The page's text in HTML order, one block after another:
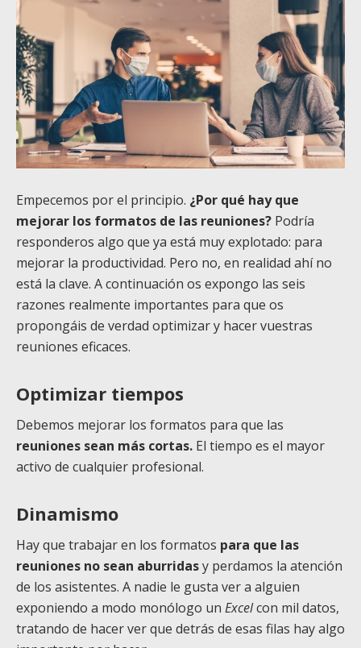
Empecemos por el principio. ¿Por qué hay que
mejorar los formatos de las reuniones? Podría
responderos algo que ya está muy explotado: para
mejorar la productividad. Pero no, en realidad ahí no
está la clave. A continuación os expongo las seis
razones realmente importantes para que os
propongáis de verdad optimizar y hacer vuestras
reuniones eficaces.
Optimizar tiempos
Debemos mejorar los formatos para que las
reuniones sean más cortas. El tiempo es el mayor
activo de cualquier profesional.
Dinamismo
Hay que trabajar en los formatos para que las
reuniones no sean aburridasy perdamos la atención
de los asistentes. A nadie le gusta ver a alguien
exponiendo a modo monólogo un Excelcon mil datos,
tratando de hacer ver que detrás de esas filas hay algo